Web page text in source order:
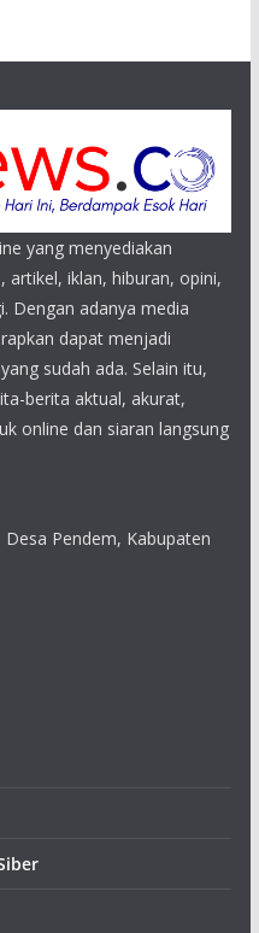
yang menyediakan
iklan, hiburan, opini,
Dengan adanya media
dapat menjadi
sudah ada. Selain itu,
berita aktual, akurat,
online dan siaran langsung
Pendem, Kabupaten